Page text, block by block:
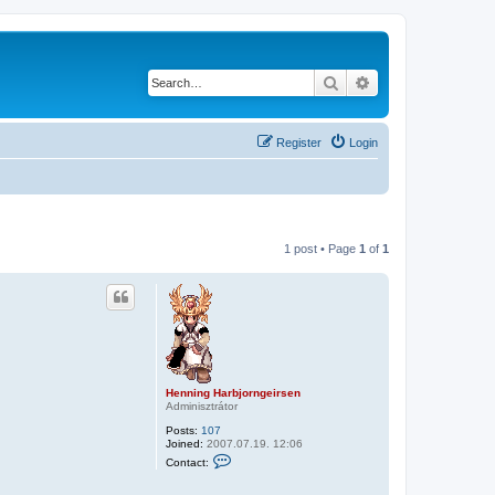
Search
Login
Register
1 post • Page 1 of 1
Henning Harbjorngeirsen
Adminisztrátor
Posts: 107
Joined: 2007.07.19. 12:06
Contact: